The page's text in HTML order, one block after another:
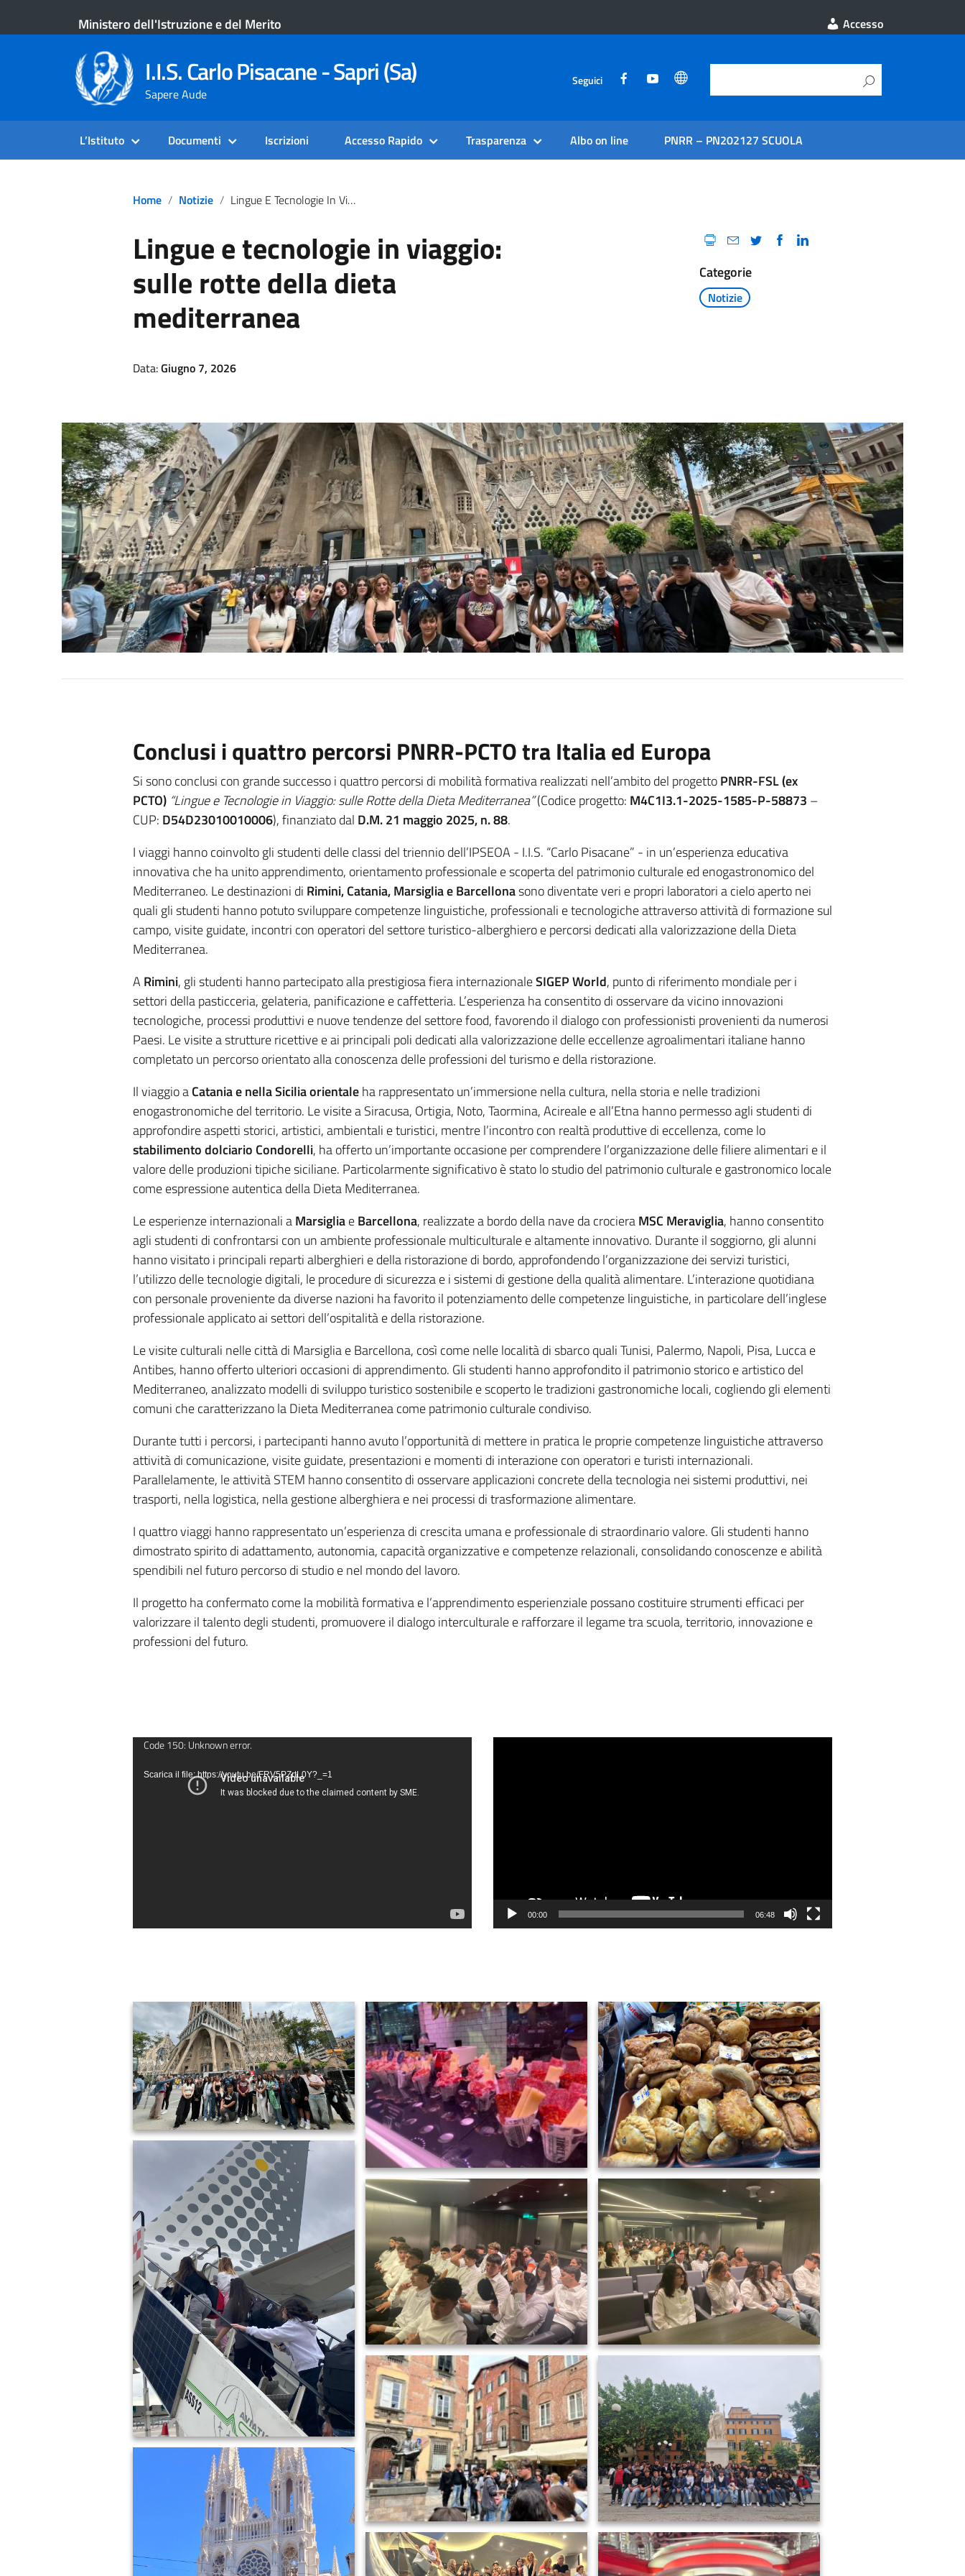
Ministero dell'Istruzione e del Merito Accesso
I.I.S. Carlo Pisacane - Sapri (Sa)
Sapere Aude
Seguici
L’Istituto Documenti Iscrizioni Accesso Rapido Trasparenza Albo on line PNRR – PN202127 SCUOLA
Home Notizie Lingue E Tecnologie In Viaggio: Sulle Rotte Della Dieta Mediterranea
Lingue e tecnologie in viaggio:
sulle rotte della dieta
mediterranea
Categorie
Notizie
Data:Giugno 7, 2026
Conclusi i quattro percorsi PNRR-PCTO tra Italia ed Europa
Si sono conclusi con grande successo i quattro percorsi di mobilità formativa realizzati nell’ambito del progettoPNRR-FSL (ex
PCTO) “Lingue e Tecnologie in Viaggio: sulle Rotte della Dieta Mediterranea”(Codice progetto: M4C1I3.1-2025-1585-P-58873 –
CUP: D54D23010010006), finanziato dal D.M. 21 maggio 2025, n. 88.
I viaggi hanno coinvolto gli studenti delle classi del triennio dell’IPSEOA - I.I.S. “Carlo Pisacane” - in un’esperienza educativa
innovativa che ha unito apprendimento, orientamento professionale e scoperta del patrimonio culturale ed enogastronomico del
Mediterraneo. Le destinazioni di Rimini, Catania, Marsiglia e Barcellonasono diventate veri e propri laboratori a cielo aperto nei
quali gli studenti hanno potuto sviluppare competenze linguistiche, professionali e tecnologiche attraverso attività di formazione sul
campo, visite guidate, incontri con operatori del settore turistico-alberghiero e percorsi dedicati alla valorizzazione della Dieta
Mediterranea.
A Rimini, gli studenti hanno partecipato alla prestigiosa fiera internazionaleSIGEP World, punto di riferimento mondiale per i
settori della pasticceria, gelateria, panificazione e caffetteria. L’esperienza ha consentito di osservare da vicino innovazioni
tecnologiche, processi produttivi e nuove tendenze del settore food, favorendo il dialogo con professionisti provenienti da numerosi
Paesi. Le visite a strutture ricettive e ai principali poli dedicati alla valorizzazione delle eccellenze agroalimentari italiane hanno
completato un percorso orientato alla conoscenza delle professioni del turismo e della ristorazione.
Il viaggio aCatania e nella Sicilia orientaleha rappresentato un’immersione nella cultura, nella storia e nelle tradizioni
enogastronomiche del territorio. Le visite a Siracusa, Ortigia, Noto, Taormina, Acireale e all’Etna hanno permesso agli studenti di
approfondire aspetti storici, artistici, ambientali e turistici, mentre l’incontro con realtà produttive di eccellenza, come lo
stabilimento dolciario Condorelli, ha offerto un’importante occasione per comprendere l’organizzazione delle filiere alimentari e il
valore delle produzioni tipiche siciliane. Particolarmente significativo è stato lo studio del patrimonio culturale e gastronomico locale
come espressione autentica della Dieta Mediterranea.
Le esperienze internazionali aMarsigliaeBarcellona, realizzate a bordo della nave da crocieraMSC Meraviglia, hanno consentito
agli studenti di confrontarsi con un ambiente professionale multiculturale e altamente innovativo. Durante il soggiorno, gli alunni
hanno visitato i principali reparti alberghieri e della ristorazione di bordo, approfondendo l’organizzazione dei servizi turistici,
l’utilizzo delle tecnologie digitali, le procedure di sicurezza e i sistemi di gestione della qualità alimentare. L’interazione quotidiana
con personale proveniente da diverse nazioni ha favorito il potenziamento delle competenze linguistiche, in particolare dell’inglese
professionale applicato ai settori dell’ospitalità e della ristorazione.
Le visite culturali nelle città di Marsiglia e Barcellona, così come nelle località di sbarco quali Tunisi, Palermo, Napoli, Pisa, Lucca e
Antibes, hanno offerto ulteriori occasioni di apprendimento. Gli studenti hanno approfondito il patrimonio storico e artistico del
Mediterraneo, analizzato modelli di sviluppo turistico sostenibile e scoperto le tradizioni gastronomiche locali, cogliendo gli elementi
comuni che caratterizzano la Dieta Mediterranea come patrimonio culturale condiviso.
Durante tutti i percorsi, i partecipanti hanno avuto l’opportunità di mettere in pratica le proprie competenze linguistiche attraverso
attività di comunicazione, visite guidate, presentazioni e momenti di interazione con operatori e turisti internazionali.
Parallelamente, le attività STEM hanno consentito di osservare applicazioni concrete della tecnologia nei sistemi produttivi, nei
trasporti, nella logistica, nella gestione alberghiera e nei processi di trasformazione alimentare.
I quattro viaggi hanno rappresentato un’esperienza di crescita umana e professionale di straordinario valore. Gli studenti hanno
dimostrato spirito di adattamento, autonomia, capacità organizzative e competenze relazionali, consolidando conoscenze e abilità
spendibili nel futuro percorso di studio e nel mondo del lavoro.
Il progetto ha confermato come la mobilità formativa e l’apprendimento esperienziale possano costituire strumenti efficaci per
valorizzare il talento degli studenti, promuovere il dialogo interculturale e rafforzare il legame tra scuola, territorio, innovazione e
professioni del futuro.
Video
Player
Code 150: Unknown error.
Scarica il file: https://youtu.be/FRV5PZrtL0Y?_=1
00:00 06:48